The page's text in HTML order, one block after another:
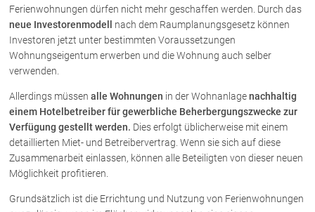
Prozessführung und
Schiedsgerichtsbarkeit
Skiunfälle in Österreich
Kanzleiteam
Netzwerk
Die Österreichischen Rechtsanwälte
Ferienwohnungen dürfen nicht mehr geschaffen werden. Durch das
neue Investorenmodell
nach dem Raumplanungsgesetz können
Investoren jetzt unter bestimmten Voraussetzungen
Wohnungseigentum erwerben und die Wohnung auch selber
verwenden.
Allerdings müssen alle Wohnungen in der Wohnanlagenachhaltig
einem Hotelbetreiber für gewerbliche Beherbergungszwecke zur
Verfügung gestellt werden. Dies erfolgt üblicherweise mit einem
detaillierten Miet- und Betreibervertrag. Wenn sie sich auf diese
Zusammenarbeit einlassen, können alle Beteiligten von dieser neuen
Möglichkeit profitieren.
Grundsätzlich ist die Errichtung und Nutzung von Ferienwohnungen